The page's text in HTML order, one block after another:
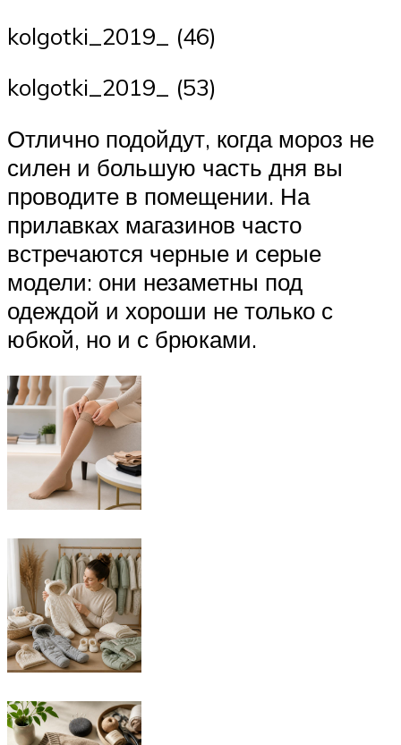
kolgotki_2019_ (46)
kolgotki_2019_ (53)
Отлично подойдут, когда мороз не
силен и большую часть дня вы
проводите в помещении. На
прилавках магазинов часто
встречаются черные и серые
модели: они незаметны под
одеждой и хороши не только с
юбкой, но и с брюками.